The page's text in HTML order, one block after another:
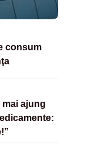
consum
ajung